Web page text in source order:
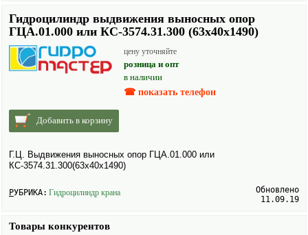
Гидроцилиндр выдвижения выносных опор
ГЦА.01.000 или КС-3574.31.300 (63х40х1490)
цену уточняйте
розница и опт
в наличии
☎ показать телефон
Добавить в корзину
Г.Ц. Выдвижения выносных опор ГЦА.01.000 или
КС-3574.31.300(63х40х1490)
РУБРИКА: Гидроцилиндр крана
Обновлено
11.09.19
Товары конкурентов